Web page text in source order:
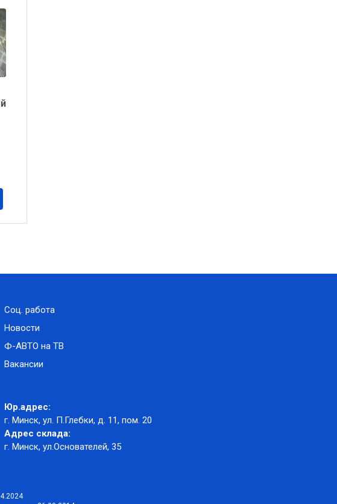
Соц. работа
Новости
Ф-АВТО на ТВ
Вакансии
Юр.адрес:
г. Минск, ул. П.Глебки, д. 11, пом. 20
Адрес склада:
г. Минск, ул.Основателей, 35